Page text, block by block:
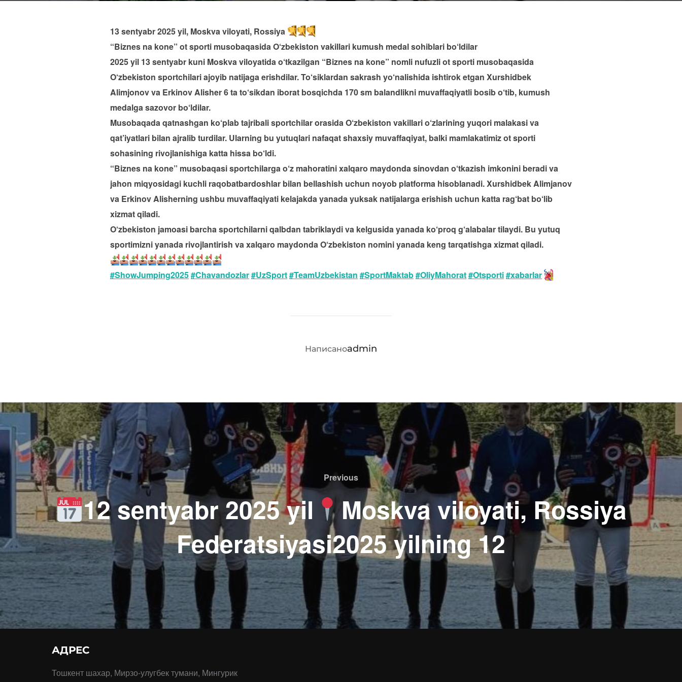
13 sentyabr 2025 yil, Moskva viloyati, Rossiya
“Biznes na kone” ot sporti musobaqasida O‘zbekiston vakillari kumush medal sohiblari bo‘ldilar
2025 yil 13 sentyabr kuni Moskva viloyatida o‘tkazilgan “Biznes na kone” nomli nufuzli ot sporti musobaqasida
O‘zbekiston sportchilari ajoyib natijaga erishdilar. To‘siklardan sakrash yo‘nalishida ishtirok etgan Xurshidbek
Alimjonov va Erkinov Alisher 6 ta to‘sikdan iborat bosqichda 170 sm balandlikni muvaffaqiyatli bosib o‘tib, kumush
medalga sazovor bo‘ldilar.
Musobaqada qatnashgan ko‘plab tajribali sportchilar orasida O‘zbekiston vakillari o‘zlarining yuqori malakasi va
qat’iyatlari bilan ajralib turdilar. Ularning bu yutuqlari nafaqat shaxsiy muvaffaqiyat, balki mamlakatimiz ot sporti
sohasining rivojlanishiga katta hissa bo‘ldi.
“Biznes na kone” musobaqasi sportchilarga o‘z mahoratini xalqaro maydonda sinovdan o‘tkazish imkonini beradi va
jahon miqyosidagi kuchli raqobatbardoshlar bilan bellashish uchun noyob platforma hisoblanadi. Xurshidbek Alimjanov
va Erkinov Alisherning ushbu muvaffaqiyati kelajakda yanada yuksak natijalarga erishish uchun katta rag‘bat bo‘lib
xizmat qiladi.
O‘zbekiston jamoasi barcha sportchilarni qalbdan tabriklaydi va kelgusida yanada ko‘proq g‘alabalar tilaydi. Bu yutuq
sportimizni yanada rivojlantirish va xalqaro maydonda O‘zbekiston nomini yanada keng tarqatishga xizmat qiladi.
#ShowJumping2025#Chavandozlar#UzSport#TeamUzbekistan #SportMaktab#OliyMahorat#Otsporti#xabarlar
АВТОР ЗАПИСИ
Написаноadmin
Навигация
по
записям
Previous
Previous
12 sentyabr 2025 yil
Moskva viloyati, Rossiya
Federatsiyasi2025 yilning 12
АДРЕС
Тошкент шахар, Мирзо-улугбек тумани, Мингурик